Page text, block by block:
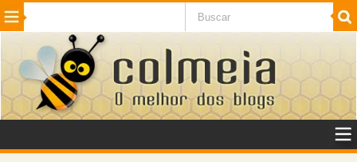
Beleza Cinema e TV
Internet Jogos NotÃ­cias SaÃºde
VeÃ­culos Adulto